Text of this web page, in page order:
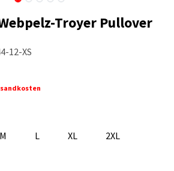
Webpelz-Troyer Pullover
12-XS
M L XL 2XL